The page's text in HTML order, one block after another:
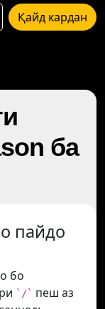
Қайд кардан
ба
пайдо
бо
`/` пеш аз